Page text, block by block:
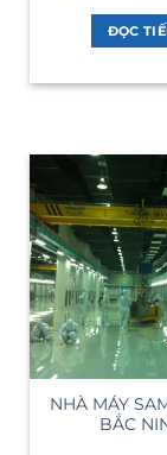
ĐỌC
NHÀ MÁY
BẮC